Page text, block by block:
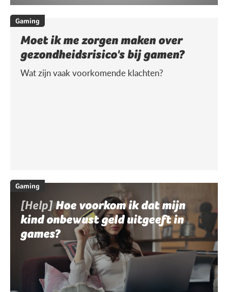
Gaming
Moet ik me zorgen maken over
gezondheidsrisico's bij gamen?
Wat zijn vaak voorkomende klachten?
Gaming
[Help]Hoe voorkom ik dat mijn
kind onbewust geld uitgeeft in
games?